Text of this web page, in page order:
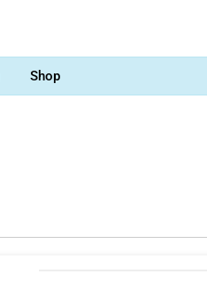
Shop